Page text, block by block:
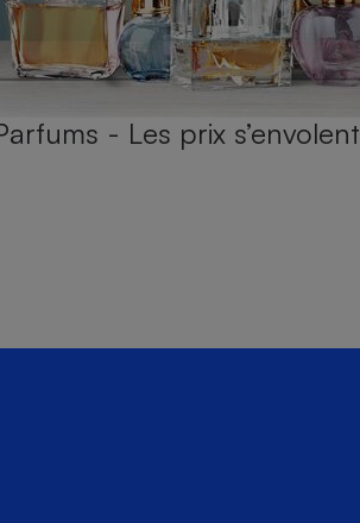
- Les prix s’envolent